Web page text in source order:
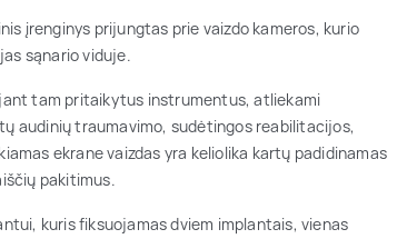
įrenginys prijungtas prie vaizdo kameros, kurio
sąnario viduje.
tam pritaikytus instrumentus, atliekami
audinių traumavimo, sudėtingos reabilitacijos,
ekrane vaizdas yra keliolika kartų padidinamas
pakitimus.
kuris fiksuojamas dviem implantais, vienas